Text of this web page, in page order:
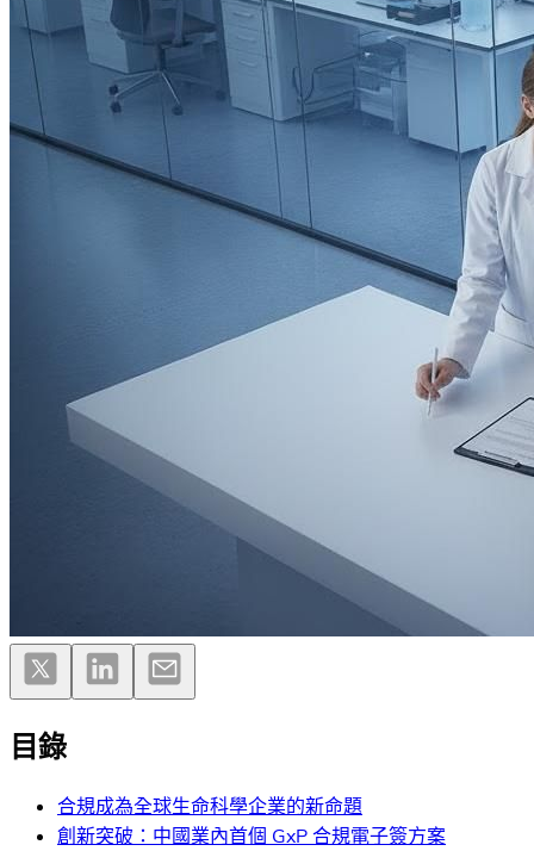
目錄
合規成為全球生命科學企業的新命題
創新突破：中國業內首個 GxP 合規電子簽方案